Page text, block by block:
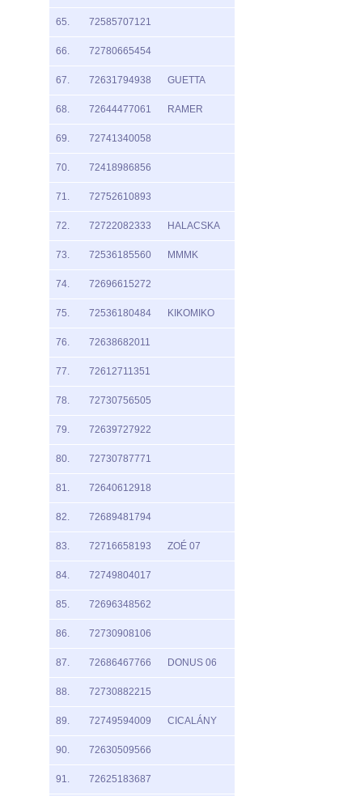
65. 72585707121
66. 72780665454
67. 72631794938 GUETTA
68. 72644477061 RAMER
69. 72741340058
70. 72418986856
71. 72752610893
72. 72722082333 HALACSKA
73. 72536185560 MMMK
74. 72696615272
75. 72536180484 KIKOMIKO
76. 72638682011
77. 72612711351
78. 72730756505
79. 72639727922
80. 72730787771
81. 72640612918
82. 72689481794
83. 72716658193 ZOÉ 07
84. 72749804017
85. 72696348562
86. 72730908106
87. 72686467766 DONUS 06
88. 72730882215
89. 72749594009 CICALÁNY
90. 72630509566
91. 72625183687